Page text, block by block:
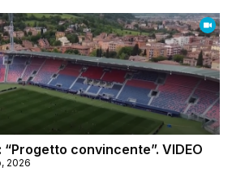
convincente”. VIDEO
2026